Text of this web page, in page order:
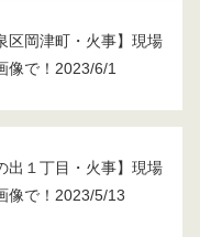
区岡津町・火事】現場
像で！2023/6/1
出１丁目・火事】現場
像で！2023/5/13